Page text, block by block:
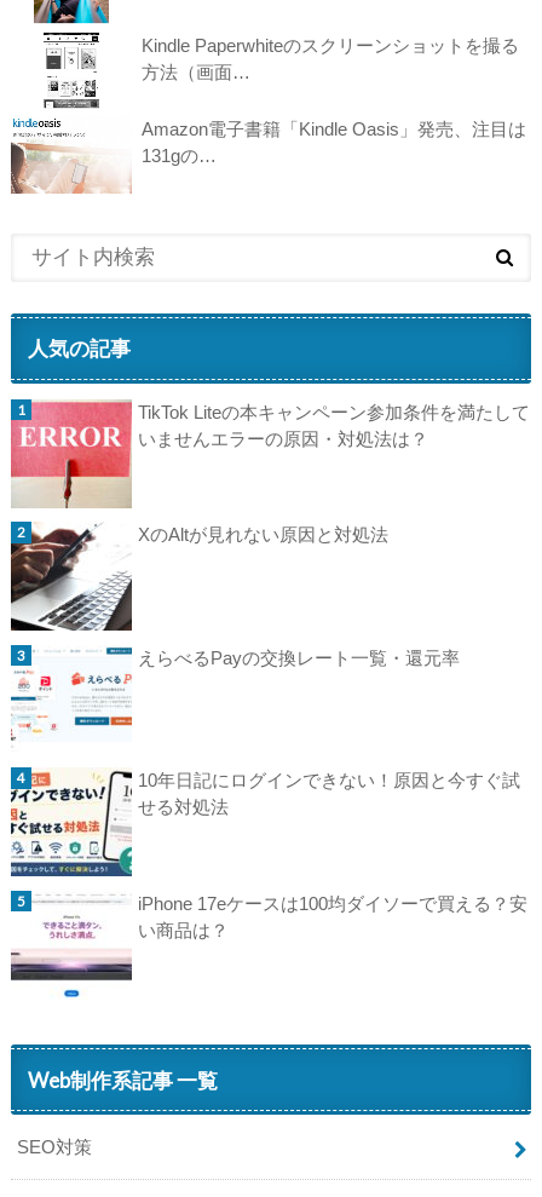
Kindle Paperwhiteのスクリーンショットを撮る
方法（画面…
Amazon電子書籍「Kindle Oasis」発売、注目は
131gの…
人気の記事
TikTok Liteの本キャンペーン参加条件を満たして
いませんエラーの原因・対処法は？
XのAltが見れない原因と対処法
えらべるPayの交換レート一覧・還元率
10年日記にログインできない！原因と今すぐ試
せる対処法
iPhone 17eケースは100均ダイソーで買える？安
い商品は？
Web制作系記事 一覧
SEO対策